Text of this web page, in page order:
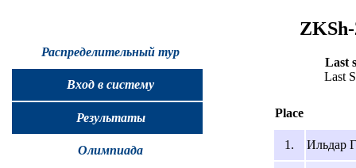
Распределительный тур
Вход в систему
Результаты
Олимпиада
Last
Last
Place
1. Ильдар